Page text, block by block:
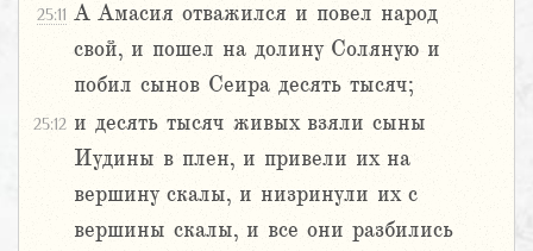
25:11 А Амасия отважился и повел народ
свой, и пошел на долину Соляную и
побил сынов Сеира десять тысяч;
25:12 и десять тысяч живых взяли сыны
Иудины в плен, и привели их на
вершину скалы, и низринули их с
вершины скалы, и все они разбились